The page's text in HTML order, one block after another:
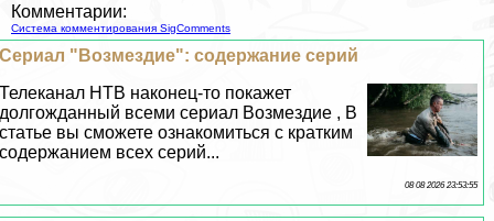
Комментарии:
Система комментирования SigComments
Сериал "Возмездие": содержание серий
Телеканал НТВ наконец-то покажет
долгожданный всеми сериал Возмездие , В
статье вы сможете ознакомиться с кратким
содержанием всех серий...
08 08 2026 23:53:55